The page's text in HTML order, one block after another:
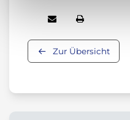
Zur Übersicht